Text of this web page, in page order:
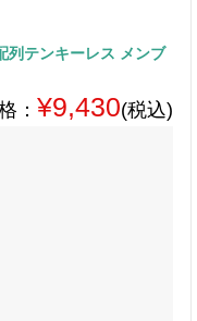
テンキーレス メンブ
： ¥9,430(税込)